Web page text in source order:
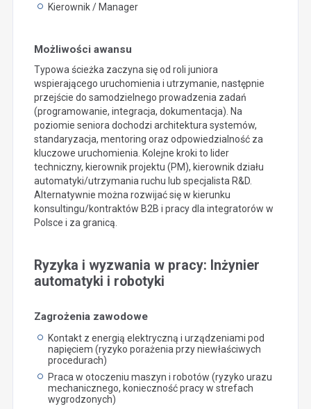
Kierownik / Manager
Możliwości awansu
Typowa ścieżka zaczyna się od roli juniora
wspierającego uruchomienia i utrzymanie, następnie
przejście do samodzielnego prowadzenia zadań
(programowanie, integracja, dokumentacja). Na
poziomie seniora dochodzi architektura systemów,
standaryzacja, mentoring oraz odpowiedzialność za
kluczowe uruchomienia. Kolejne kroki to lider
techniczny, kierownik projektu (PM), kierownik działu
automatyki/utrzymania ruchu lub specjalista R&D.
Alternatywnie można rozwijać się w kierunku
konsultingu/kontraktów B2B i pracy dla integratorów w
Polsce i za granicą.
Ryzyka i wyzwania w pracy: Inżynier
automatyki i robotyki
Zagrożenia zawodowe
Kontakt z energią elektryczną i urządzeniami pod
napięciem (ryzyko porażenia przy niewłaściwych
procedurach)
Praca w otoczeniu maszyn i robotów (ryzyko urazu
mechanicznego, konieczność pracy w strefach
wygrodzonych)